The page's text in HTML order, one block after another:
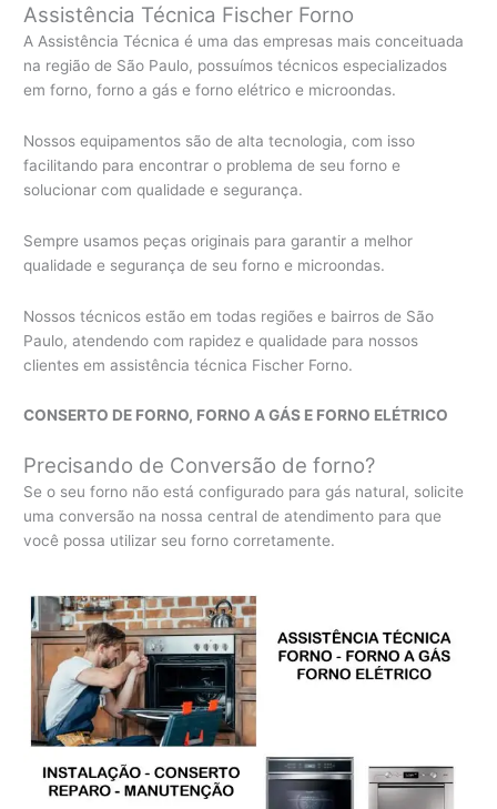
Assistência Técnica Fischer Forno
A Assistência Técnica é uma das empresas mais conceituada
na região de São Paulo, possuímos técnicos especializados
em forno, forno a gás e forno elétrico e microondas.
Nossos equipamentos são de alta tecnologia, com isso
facilitando para encontrar o problema de seu forno e
solucionar com qualidade e segurança.
Sempre usamos peças originais para garantir a melhor
qualidade e segurança de seu forno e microondas.
Nossos técnicos estão em todas regiões e bairros de São
Paulo, atendendo com rapidez e qualidade para nossos
clientes em assistência técnica Fischer Forno.
CONSERTO DE FORNO, FORNO A GÁS E FORNO ELÉTRICO
Precisando de Conversão de forno?
Se o seu forno não está configurado para gás natural, solicite
uma conversão na nossa central de atendimento para que
você possa utilizar seu forno corretamente.